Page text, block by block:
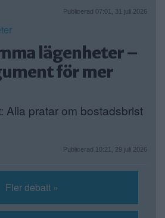
Publicerad 07:01, 31 juli 2026
lägenheter –
för mer
Alla pratar om bostadsbrist
Publicerad 10:21, 29 juli 2026
Fler debatt »